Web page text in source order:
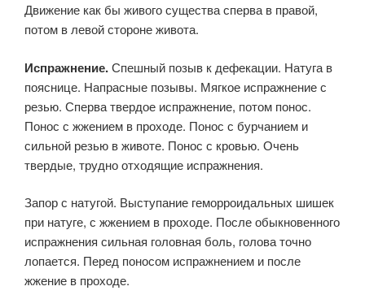
Движение как бы живого существа сперва в правой,
потом в левой стороне живота.
Испражнение.Спешный позыв к дефекации. Натуга в
пояснице. Напрасные позывы. Мягкое испражнение с
резью. Сперва твердое испражнение, потом понос.
Понос с жжением в проходе. Понос с бурчанием и
сильной резью в животе. Понос с кровью. Очень
твердые, трудно отходящие испражнения.
Запор с натугой. Выступание геморроидальных шишек
при натуге, с жжением в проходе. После обыкновенного
испражнения сильная головная боль, голова точно
лопается. Перед поносом испражнением и после
жжение в проходе.